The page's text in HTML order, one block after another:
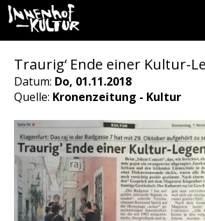
Traurig‘ Ende einer Kultur-
Datum: Do, 01.11.2018
Quelle: Kronenzeitung - Kultur